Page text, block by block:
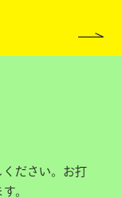
ださい。お打
。